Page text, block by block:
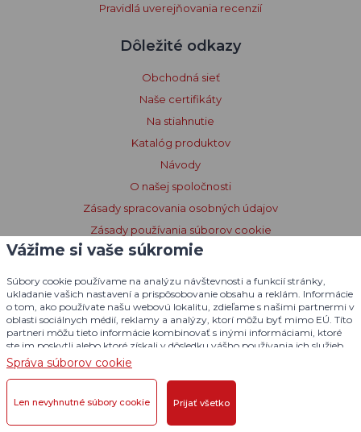
Pravidlá uverejňovania recenzií
Dôležité odkazy
Obchodná sieť
Naše certifikáty
Na stiahnutie
Katalóg produktov
Návody
O našej spoločnosti
Zásady spracovania osobných údajov
Zásady používania súborov cookie
Poučenie o súboroch cookies
Licenčné podmienky Dogtrace GPS
Vážime si vaše súkromie
Súbory cookie používame na analýzu návštevnosti a funkcií stránky,
ukladanie vašich nastavení a prispôsobovanie obsahu a reklám. Informácie
o tom, ako používate našu webovú lokalitu, zdieľame s našimi partnermi v
oblasti sociálnych médií, reklamy a analýzy, ktorí môžu byť mimo EÚ. Títo
partneri môžu tieto informácie kombinovať s inými informáciami, ktoré
ste im poskytli alebo ktoré získali v dôsledku vášho používania ich služieb.
Podrobné informácie
Správa súborov cookie
Len nevyhnutné súbory cookie Prijať všetko